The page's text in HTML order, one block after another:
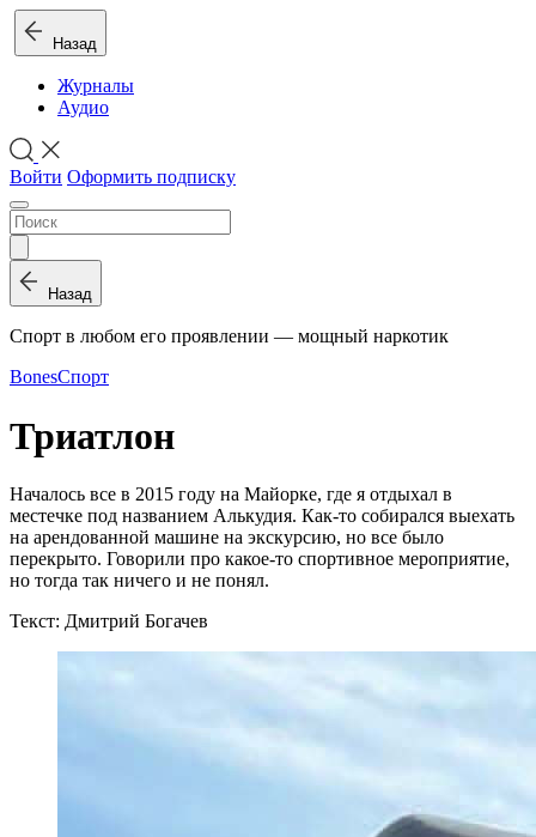
Назад
Журналы
Аудио
Войти Оформить подписку
Назад
Спорт в любом его проявлении — мощный наркотик
BonesСпорт
Триатлон
Началось все в 2015 году на Майорке, где я отдыхал в
местечке под названием Алькудия. Как-то собирался выехать
на арендованной машине на экскурсию, но все было
перекрыто. Говорили про какое-то спортивное мероприятие,
но тогда так ничего и не понял.
Текст: Дмитрий Богачев